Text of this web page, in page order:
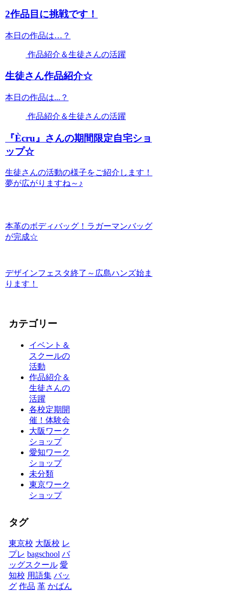
2作品目に挑戦です！
本日の作品は…？
作品紹介＆生徒さんの活躍
生徒さん作品紹介☆
本日の作品は...？
作品紹介＆生徒さんの活躍
『Ècru』さんの期間限定自宅ショ
ップ☆
生徒さんの活動の様子をご紹介します！
夢が広がりますね～♪
本革のボディバッグ！ラガーマンバッグ
が完成☆
デザインフェスタ終了～広島ハンズ始ま
ります！
カテゴリー
イベント＆
スクールの
活動
作品紹介＆
生徒さんの
活躍
各校定期開
催！体験会
大阪ワーク
ショップ
愛知ワーク
ショップ
未分類
東京ワーク
ショップ
タグ
東京校 大阪校 レ
プレ bagschool バ
ッグスクール 愛
知校 用語集 バッ
グ 作品 革 かばん